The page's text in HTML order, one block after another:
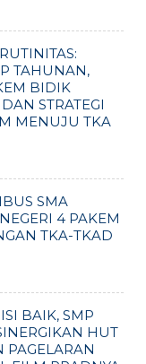
TAHUNAN,
BIDIK
STRATEGI
MENUJU TKA
SMA
4 PAKEM
TKA-TKAD
BAIK, SMP
HUT
PAGELARAN